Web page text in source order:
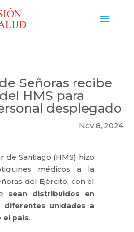
Señoras recibe
HMS para
desplegado
Nov 8, 2024
de Santiago (HMS) hizo
médicos a la
del Ejército, con el
sean distribuidos en
diferentes unidades a
el país.